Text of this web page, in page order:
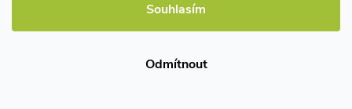
Souhlasím
Odmítnout